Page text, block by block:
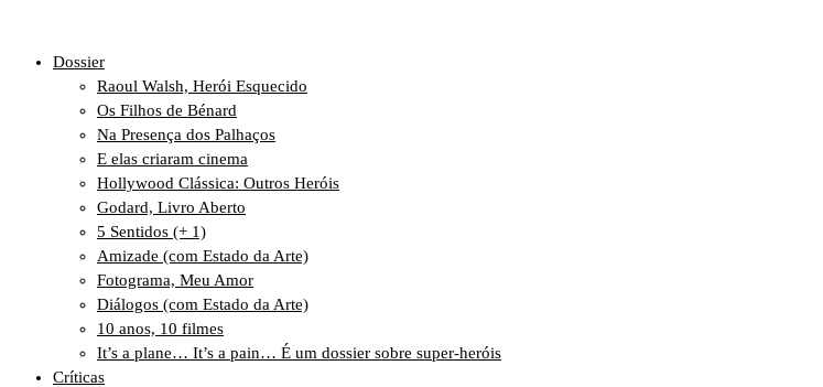
Dossier
Raoul Walsh, Herói Esquecido
Os Filhos de Bénard
Na Presença dos Palhaços
E elas criaram cinema
Hollywood Clássica: Outros Heróis
Godard, Livro Aberto
5 Sentidos (+ 1)
Amizade (com Estado da Arte)
Fotograma, Meu Amor
Diálogos (com Estado da Arte)
10 anos, 10 filmes
It’s a plane… It’s a pain… É um dossier sobre super-heróis
Críticas